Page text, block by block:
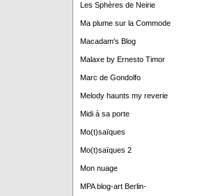
Les Sphères de Neirie
Ma plume sur la Commode
Macadam's Blog
Malaxe by Ernesto Timor
Marc de Gondolfo
Melody haunts my reverie
Midi à sa porte
Mo(t)saïques
Mo(t)saïques 2
Mon nuage
MPA blog-art Berlin-